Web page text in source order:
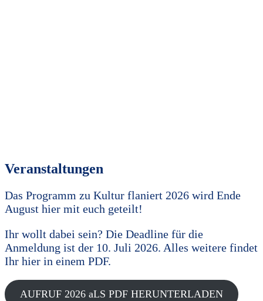
Veranstaltungen
Das Programm zu Kultur flaniert 2026 wird Ende
August hier mit euch geteilt!
Ihr wollt dabei sein? Die Deadline für die
Anmeldung ist der 10. Juli 2026. Alles weitere findet
Ihr hier in einem PDF.
AUFRUF 2026 aLS PDF HERUNTERLADEN